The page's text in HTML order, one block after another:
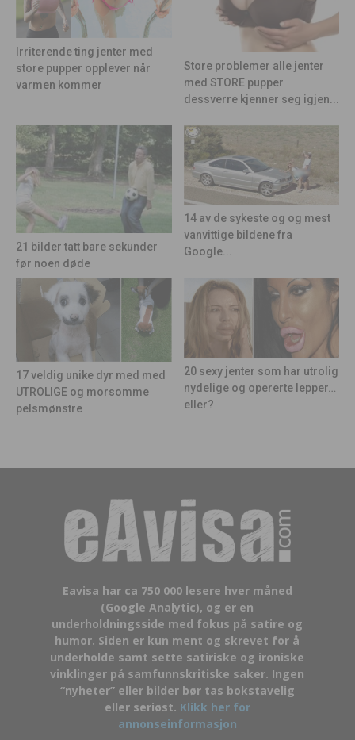
Irriterende ting jenter med
store pupper opplever når
varmen kommer
Store problemer alle jenter
med STORE pupper
dessverre kjenner seg igjen...
21 bilder tatt bare sekunder
før noen døde
14 av de sykeste og og mest
vanvittige bildene fra
Google...
17 veldig unike dyr med med
UTROLIGE og morsomme
pelsmønstre
20 sexy jenter som har utrolig
nydelige og opererte lepper…
eller?
Eavisa har ca 750 000 lesere hver måned
(Google Analytic), og er en
underholdningsside med fokus på satire og
humor. Siden er kun ment og skrevet for å
underholde samt sette satiriske og ironiske
vinklinger på samfunnskritiske saker. Ingen
“nyheter” eller bilder bør tas bokstavelig
eller seriøst. Klikk her for
annonseinformasjon